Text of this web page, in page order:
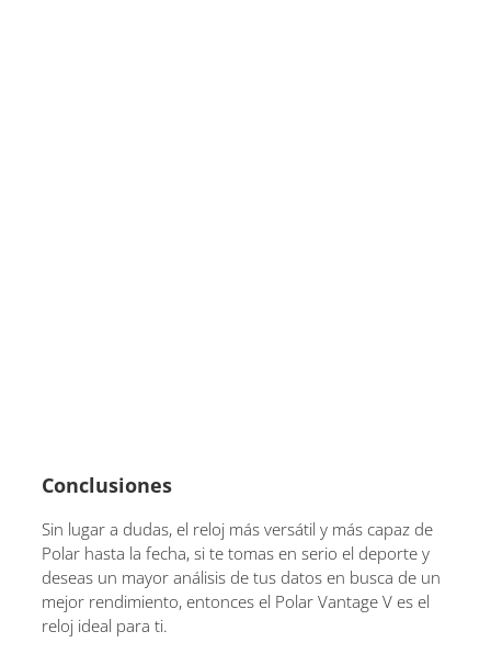
Conclusiones
Sin lugar a dudas, el reloj más versátil y más capaz de
Polar hasta la fecha, si te tomas en serio el deporte y
deseas un mayor análisis de tus datos en busca de un
mejor rendimiento, entonces el Polar Vantage V es el
reloj ideal para ti.